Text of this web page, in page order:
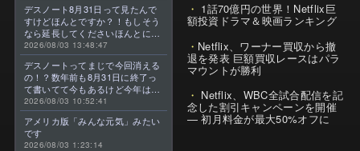
デスノート8月31日って見たんで
すけどほんとですか？！もしそう
なら延長してくださいほんとに大
好きなんです😭
2026/08/03 13:48:47
デスノートってまじで今回消える
の！？数年前も8月31日に終了っ
て書いてて今もあるけど今年はま
じのやつ！？よくわからん！！で
きればなくならないでほしい！平
成アニメを振り返らせてくれっ
っ！！！！！！！
2026/08/03 10:52:41
アメリカ版「みんな元気」みたい
です
2026/08/03 1:23:14
1話70億円の世界！Netflix巨
額投資ドラマ＆映画ランキング
Netflix、ワーナー買収から撤
退を発表 巨額買収レースはパラ
マウントが勝利
Netflix、WBC全試合配信を記
念した割引キャンペーンを開催
— 初月料金が最大50%オフに